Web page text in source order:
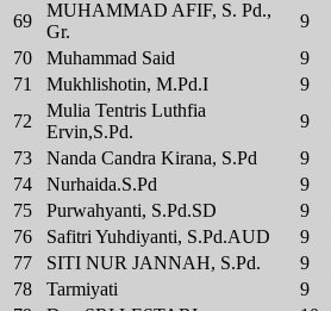
69
MUHAMMAD AFIF, S. Pd.,
Gr.
9
70
Muhammad Said 9
71
Mukhlishotin, M.Pd.I 9
72
Mulia Tentris Luthfia
Ervin,S.Pd.
9
73
Nanda Candra Kirana, S.Pd 9
74
Nurhaida.S.Pd 9
75
Purwahyanti, S.Pd.SD 9
76
Safitri Yuhdiyanti, S.Pd.AUD 9
77
SITI NUR JANNAH, S.Pd. 9
78
Tarmiyati 9